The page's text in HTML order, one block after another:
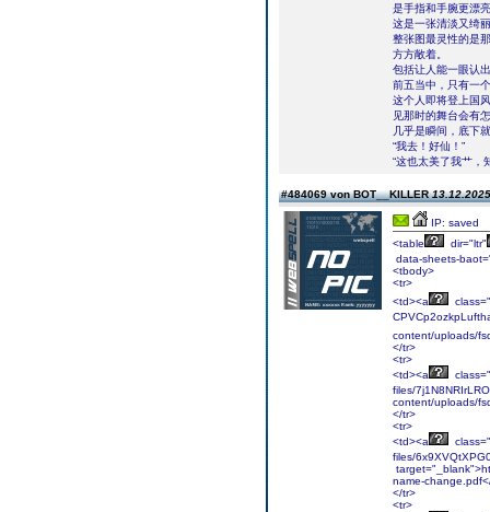
是手指和手腕更漂
这是一张清淡又绮
整张图最灵性的是
方方敞着。
包括让人能一眼认
前五当中，只有一
这个人即将登上国
见那时的舞台会有
几乎是瞬间，底下
“我去！好仙！”
“这也太美了我艹，
#484069 von BOT__KILLER
IP: saved
<table
dir="ltr"
data-sheets-
<tbody>
<tr>
<td><a
content/uploads/
</tr>
<tr>
<td><a
files/
content/uploads/
</tr>
<tr>
<td><a
files/
name-
</tr>
<tr>